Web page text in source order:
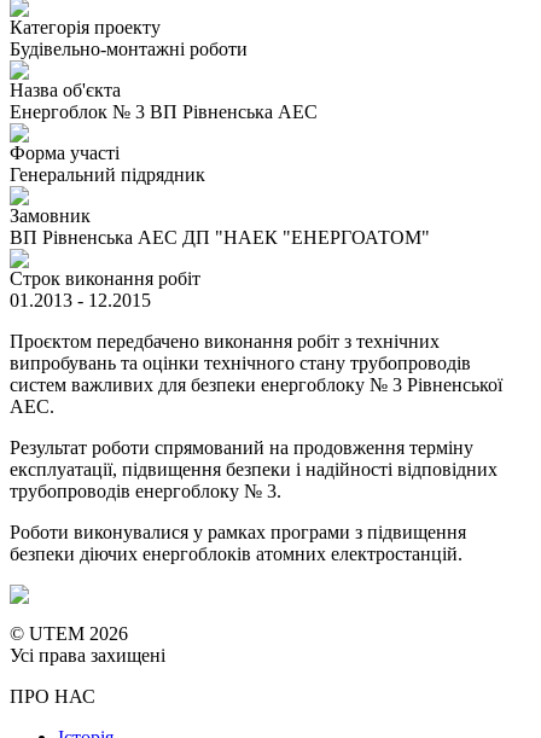
Категорія проекту
Будівельно-монтажні роботи
Назва об'єкта
Енергоблок № 3 ВП Рівненська АЕС
Форма участі
Генеральний підрядник
Замовник
ВП Рівненська АЕС ДП "НАЕК "ЕНЕРГОАТОМ"
Строк виконання робіт
01.2013 - 12.2015
Проєктом передбачено виконання робіт з технічних
випробувань та оцінки технічного стану трубопроводів
систем важливих для безпеки енергоблоку № 3 Рівненської
АЕС.
Результат роботи спрямований на продовження терміну
експлуатації, підвищення безпеки і надійності відповідних
трубопроводів енергоблоку № 3.
Роботи виконувалися у рамках програми з підвищення
безпеки діючих енергоблоків атомних електростанцій.
© UTEM 2026
Усі права захищені
ПРО НАС